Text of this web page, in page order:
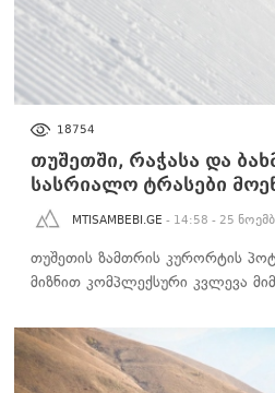
18754
თუშეთში, რაჭასა და
სასრიალო ტრასები
MTISAMBEBI.GE - 14:58 - 25
თუშეთის ზამთრის კურორტის
მიზნით კომპლექსური კვლევა